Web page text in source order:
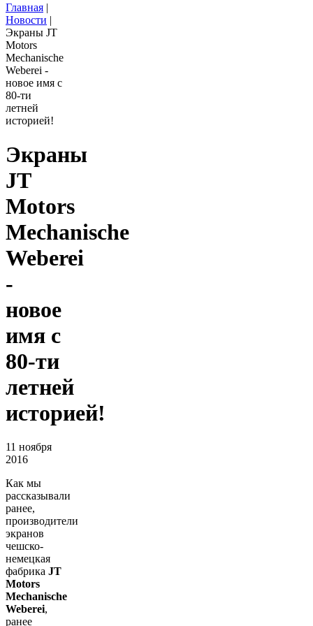
Главная |
Новости |
Экраны JT
Motors
Mechanische
Weberei -
новое имя с
80-ти
летней
историей!
Экраны
JT
Motors
Mechanische
Weberei
-
новое
имя с
80-ти
летней
историей!
11 ноября
2016
Как мы
рассказывали
ранее,
производители
экранов
чешско-
немецкая
фабрика JT
Motors
Mechanische
Weberei,
ранее